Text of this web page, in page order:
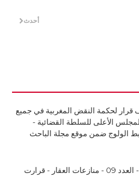
أحدث
من 22.000 ألف قرار لحكمة النقض المغربية في جميع
الأعلى للسلطة القضائية -
الولوج ضمن موقع مجلة الباحث
مجلة ملفات عقارية - العدد 09 - منازعات العقار - قرارت